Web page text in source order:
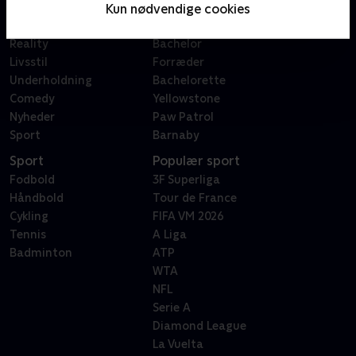
Kun nødvendige cookies
Reality
Livsstil
Underholdning
Comedy
Nyheder
Sport
Sygeplejeskolen
Bachelor
Forræder
Bachelorette
Yellowstone
Paw Patrol
Barnaby
Sport
Fodbold
Håndbold
Cykling
Tennis
Badminton
Populær sport
3F Superliga
Tour de France
FIFA VM 2026
A Liga
ATP
WTA
NFL
Serie A
Diamond League
La Vuelta